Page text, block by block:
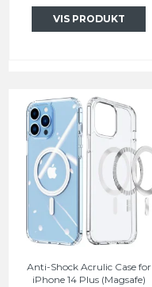
VIS PRODUKT
Anti-Shock Acrulic Case for
iPhone 14 Plus (Magsafe)